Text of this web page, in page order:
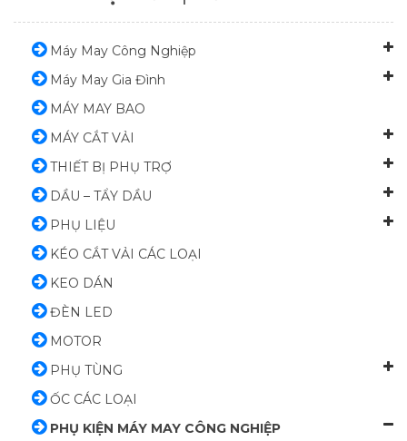
Máy May Công Nghiệp
Máy May Gia Đình
MÁY MAY BAO
MÁY CẮT VẢI
THIẾT BỊ PHỤ TRỢ
DẦU – TẨY DẦU
PHỤ LIỆU
KÉO CẮT VẢI CÁC LOẠI
KEO DÁN
ĐÈN LED
MOTOR
PHỤ TÙNG
ỐC CÁC LOẠI
PHỤ KIỆN MÁY MAY CÔNG NGHIỆP